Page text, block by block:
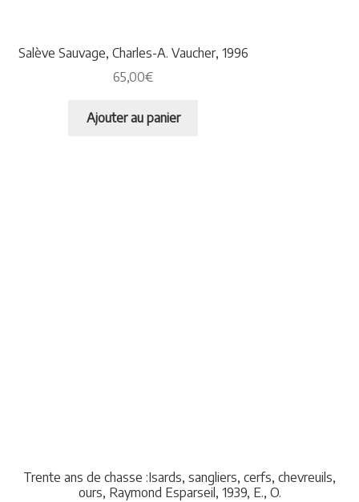
MANIFESTATIONS
Nos prochaines manifestations
Rendez-nous visite
Salève Sauvage, Charles-A. Vaucher, 1996
65,00€
Ajouter au panier
Trente ans de chasse :Isards, sangliers, cerfs, chevreuils,
ours, Raymond Esparseil, 1939, E., O.